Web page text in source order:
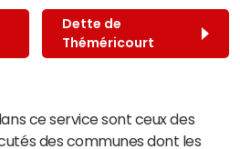
Dette de
Théméricourt
ce service sont ceux des
des communes dont les